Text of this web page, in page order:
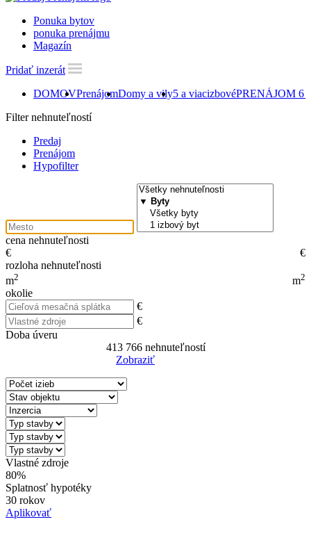
Ponuka bytov
ponuka prenájmu
Magazín
Pridať inzerát
DOMOVPrenájomDomy a vily5 a viacizbovéPRENÁJOM 6
Filter nehnuteľností
Predaj
Prenájom
Hypofilter
cena nehnuteľnosti
€
€
rozloha nehnuteľnosti
m2 m2
okolie
€
€
Doba úveru
413 766nehnuteľností
Zobraziť
Vlastné zdroje
80%
Splatnosť hypotéky
30 rokov
Aplikovať